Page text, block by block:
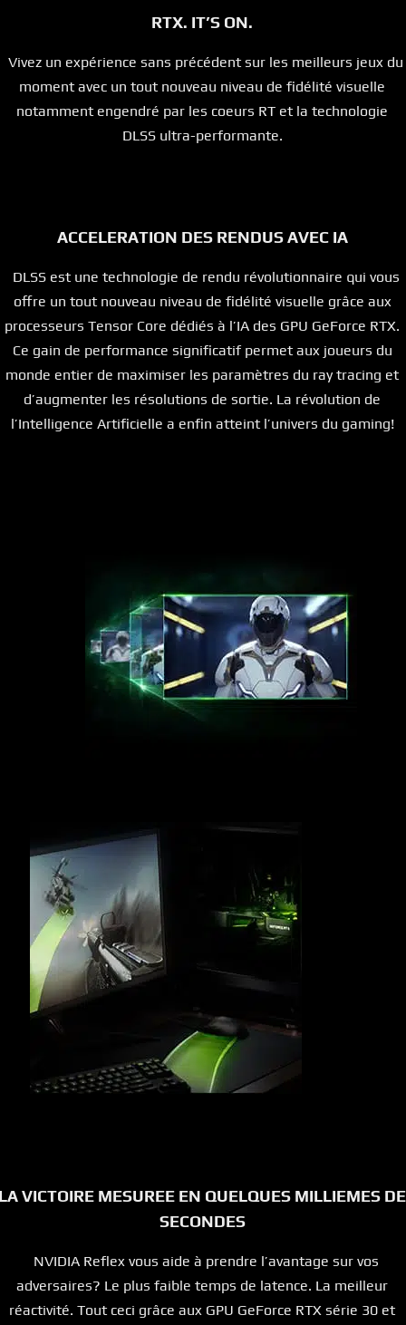
RTX. IT’S ON.
Vivez un expérience sans précédent sur les meilleurs jeux du
moment avec un tout nouveau niveau de fidélité visuelle
notamment engendré par les coeurs RT et la technologie
DLSS ultra-performante.
ACCELERATION DES RENDUS AVEC IA
DLSS est une technologie de rendu révolutionnaire qui vous
offre un tout nouveau niveau de fidélité visuelle grâce aux
processeurs Tensor Core dédiés à l’IA des GPU GeForce RTX.
Ce gain de performance significatif permet aux joueurs du
monde entier de maximiser les paramètres du ray tracing et
d’augmenter les résolutions de sortie. La révolution de
l’Intelligence Artificielle a enfin atteint l’univers du gaming!
VICTOIRE MESUREE EN QUELQUES MILLIEMES DE
SECONDES
NVIDIA Reflex vous aide à prendre l’avantage sur vos
adversaires? Le plus faible temps de latence. La meilleur
réactivité. Tout ceci grâce aux GPU GeForce RTX série 30 et